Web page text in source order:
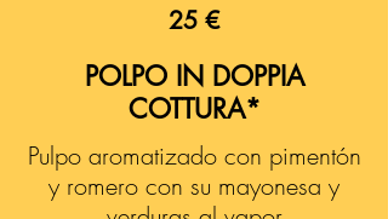
25 €
POLPO IN DOPPIA
COTTURA*
Pulpo aromatizado con pimentón
y romero con su mayonesa y